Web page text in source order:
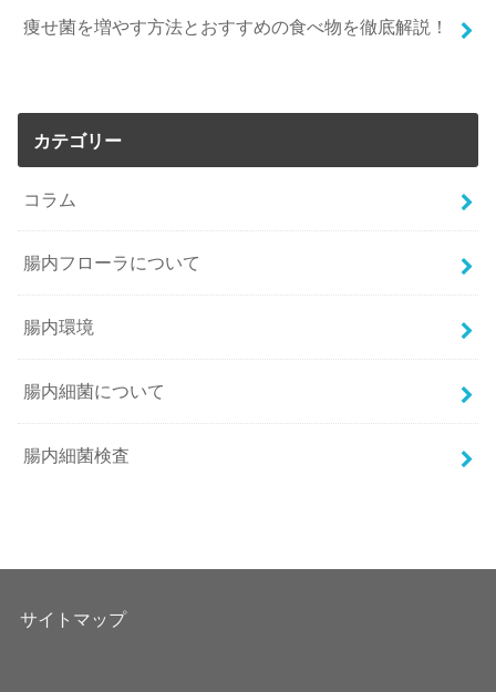
痩せ菌を増やす方法とおすすめの食べ物を徹底解説！
カテゴリー
コラム
腸内フローラについて
腸内環境
腸内細菌について
腸内細菌検査
サイトマップ